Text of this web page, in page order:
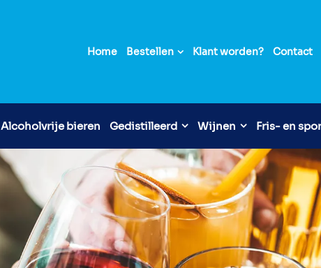
Home Bestellen Klant worden? Contact
Alcoholvrije bieren Gedistilleerd Wijnen Fris- en